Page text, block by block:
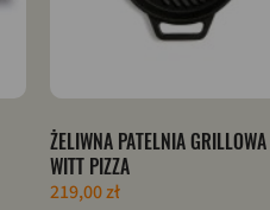
ŻELIWNA PATELNIA
WITT PIZZA
219,00 zł